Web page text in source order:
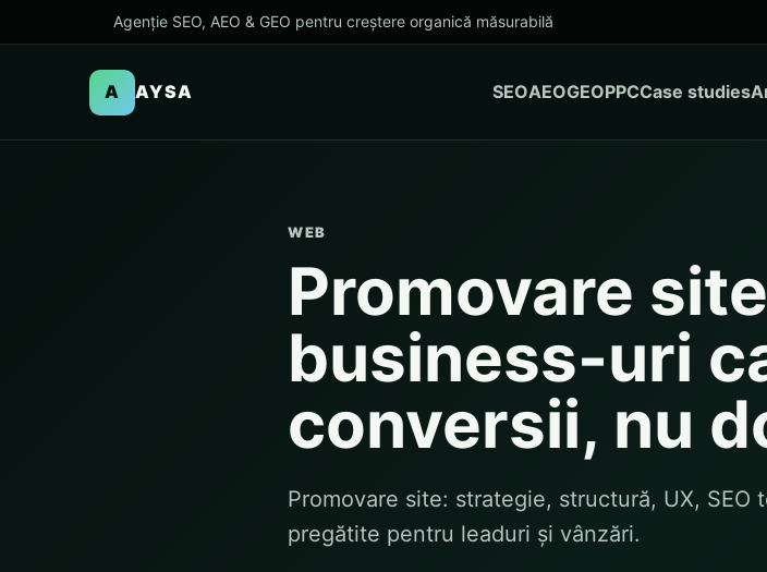
Agenție SEO, AEO & GEO pentru creștere organică măsurabilă
A AYSA SEOAEOGEOPPCCase studies
WEB
Promovare
business-uri
conversii, nu
Promovare site: strategie, structură, UX, SEO
pregătite pentru leaduri și vânzări.